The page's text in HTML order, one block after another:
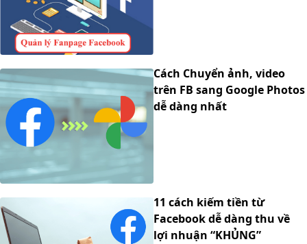
Cách Chuyển ảnh, video
trên FB sang Google Photos
dễ dàng nhất
11 cách kiếm tiền từ
Facebook dễ dàng thu về
lợi nhuận “KHỦNG”